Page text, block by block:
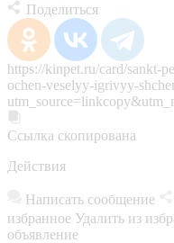
Поделиться
https://kinpet.ru/card/sankt-
ochen-veselyy-igrivyy-
Ссылка скопирована
Действия
Написать сообщение
избранное Удалить из
объявление